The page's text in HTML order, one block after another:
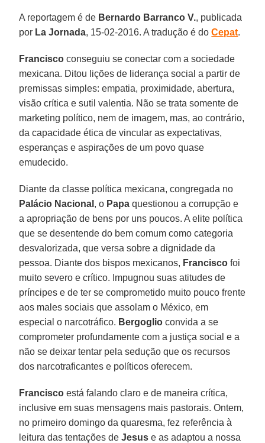
A reportagem é de Bernardo Barranco V., publicada
por La Jornada, 15-02-2016. A tradução é doCepat.
Francisco conseguiu se conectar com a sociedade
mexicana. Ditou lições de liderança social a partir de
premissas simples: empatia, proximidade, abertura,
visão crítica e sutil valentia. Não se trata somente de
marketing político, nem de imagem, mas, ao contrário,
da capacidade ética de vincular as expectativas,
esperanças e aspirações de um povo quase
emudecido.
Diante da classe política mexicana, congregada no
Palácio Nacional , o Papa questionou a corrupção e
a apropriação de bens por uns poucos. A elite política
que se desentende do bem comum como categoria
desvalorizada, que versa sobre a dignidade da
pessoa. Diante dos bispos mexicanos, Francisco foi
muito severo e crítico. Impugnou suas atitudes de
príncipes e de ter se comprometido muito pouco frente
aos males sociais que assolam o México, em
especial o narcotráfico. Bergoglio convida a se
comprometer profundamente com a justiça social e a
não se deixar tentar pela sedução que os recursos
dos narcotraficantes e políticos oferecem.
Francisco está falando claro e de maneira crítica,
inclusive em suas mensagens mais pastorais. Ontem,
no primeiro domingo da quaresma, fez referência à
leitura das tentações deJesus e as adaptou a nossa